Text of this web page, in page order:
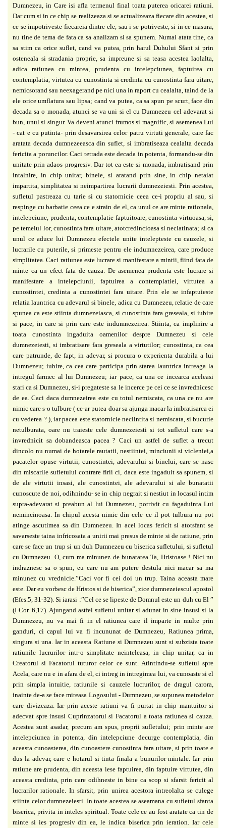
Dumnezeu, in Care isi afla termenul final toata puterea oricarei ratiuni.
Dar cum si in ce chip se realizeaza si se actualizeaza fiecare din acestea, si
ce se impotriveste fiecareia dintre ele, sau i se potriveste, si in ce masura,
nu tine de tema de fata ca sa analizam si sa spunem. Numai atata tine, ca
sa stim ca orice suflet, cand va putea, prin harul Duhului Sfant si prin
osteneala si stradania proprie, sa impreune si sa teasa acestea laolalta,
adica ratiunea cu mintea, prudenta cu intelepciunea, faptuirea cu
contemplatia, virtutea cu cunostinta si credinta cu cunostinta fara uitare,
nemicsorand sau neexagerand pe nici una in raport cu cealalta, taind de la
ele orice umflatura sau lipsa; cand va putea, ca sa spun pe scurt, face din
decada sa o monada, atunci se va uni si el cu Dumnezeu cel adevarat si
bun, unul si singur. Va deveni atunci frumos si magnific, si asemenea Lui
- cat e cu putinta- prin desavarsirea celor patru virtuti generale, care fac
aratata decada dumnezeeasca din suflet, si imbratiseaza cealalta decada
fericita a poruncilor. Caci tetrada este decada in potenta, formandu-se din
unitate prin adaos progresiv. Dar tot ea este si monada, imbratisand prin
intalnire, in chip unitar, binele, si aratand prin sine, in chip netaiat
impartita, simplitatea si neimpartirea lucrarii dumnezeiesti. Prin acestea,
sufletul pastreaza cu tarie si cu statornicie ceea ce-i propriu al sau, si
respinge cu barbatie ceea ce e strain de el, ca unul ce are minte rationala,
intelepciune, prudenta, contemplatie faptuitoare, cunostinta virtuoasa, si,
pe temeiul lor, cunostinta fara uitare, atotcredincioasa si neclatinata; si ca
unul ce aduce lui Dumnezeu efectele unite intelepteste cu cauzele, si
lucrarile cu puterile, si primeste pentru ele indumnezeirea, care produce
simplitatea. Caci ratiunea este lucrare si manifestare a mintii, fiind fata de
minte ca un efect fata de cauza. De asemenea prudenta este lucrare si
manifestare a intelepciunii, faptuirea a contemplatiei, virtutea a
cunostintei, credinta a cunostintei fara uitare. Prin ele se infaptuieste
relatia launtrica cu adevarul si binele, adica cu Dumnezeu, relatie de care
spunea ca este stiinta dumnezeiasca, si cunostinta fara greseala, si iubire
si pace, in care si prin care este indumnezeirea. Stiinta, ca implinire a
toata cunostinta ingaduita oamenilor despre Dumnezeu si cele
dumnezeiesti, si imbratisare fara greseala a virtutilor; cunostinta, ca cea
care patrunde, de fapt, in adevar, si procura o experienta durabila a lui
Dumnezeu; iubire, ca cea care participa prin starea launtrica intreaga la
intregul farmec al lui Dumnezeu; iar pace, ca una ce incearca aceleasi
stari ca si Dumnezeu, si-i pregateste sa le incerce pe cei ce se invrednicesc
de ea. Caci daca dumnezeirea este cu totul nemiscata, ca una ce nu are
nimic care s-o tulbure ( ce-ar putea doar sa ajunga macar la imbratisarea ei
cu vederea ? ), iar pacea este statornicie neclintita si nemiscata, si bucurie
netulburata, oare nu traieste cele dumnezeiesti si tot sufletul care s-a
invrednicit sa dobandeasca pacea ? Caci un astfel de suflet a trecut
dincolo nu numai de hotarele rautatii, nestiintei, minciunii si vicleniei,a
pacatelor opuse virtutii, cunostintei, adevarului si binelui, care se nasc
din miscarile sufletului contrare firii ci, daca este ingaduit sa spunem, si
de ale virtutii insasi, ale cunostintei, ale adevarului si ale bunatatii
cunoscute de noi, odihnindu- se in chip negrait si nestiut in locasul intim
supra-adevarat si preabun al lui Dumnezeu, potrivit cu fagaduinta Lui
nemincinoasa. In chipul acesta nimic din cele ce il pot tulbura nu pot
atinge ascutimea sa din Dumnezeu. In acel locas fericit si atotsfant se
savarseste taina infricosata a unirii mai presus de minte si de ratiune, prin
care se face un trup si un duh Dumnezeu cu biserica sufletului, si sufletul
cu Dumnezeu. O, cum ma minunez de bunatatea Ta, Hristoase ! Nici nu
indraznesc sa o spun, eu care nu am putere destula nici macar sa ma
minunez cu vrednicie.”Caci vor fi cei doi un trup. Taina aceasta mare
este. Dar eu vorbesc de Hristos si de biserica”, zice dumnezeiescul apostol
(Efes.5, 31-32). Si iarasi :”Cel ce se lipeste de Domnul este un duh cu El ”
(I Cor. 6,17). Ajungand astfel sufletul unitar si adunat in sine insusi si la
Dumnezeu, nu va mai fi in el ratiunea care il imparte in multe prin
ganduri, ci capul lui va fi incununat de Dumnezeu, Ratiunea prima,
singura si una. Iar in aceasta Ratiune si Dumnezeu sunt si subzista toate
ratiunile lucrurilor intr-o simplitate neinteleasa, in chip unitar, ca in
Creatorul si Facatorul tuturor celor ce sunt. Atintindu-se sufletul spre
Acela, care nu e in afara de el, ci intreg in intregimea lui, va cunoaste si el
prin simpla intuitie, ratiunile si cauzele lucrurilor, de dragul carora,
inainte de-a se face mireasa Logosului - Dumnezeu, se supunea metodelor
care divizeaza. Iar prin aceste ratiuni va fi purtat in chip mantuitor si
adecvat spre insusi Cuprinzatorul si Facatorul a toata ratiunea si cauza.
Acestea sunt asadar, precum am spus, proprii sufletului; prin minte are
intelepciunea in potenta, din intelepciune decurge contemplatia, din
aceasta cunoasterea, din cunoastere cunostinta fara uitare, si prin toate e
dus la adevar, care e hotarul si tinta finala a bunurilor mintale. Iar prin
ratiune are prudenta, din aceasta iese faptuirea, din faptuire virtutea, din
aceasta credinta, prin care odihneste in bine ca scop si sfarsit fericit al
lucrarilor rationale. In sfarsit, prin unirea acestora intreolalta se culege
stiinta celor dumnezeiesti. In toate acestea se aseamana cu sufletul sfanta
biserica, privita in inteles spiritual. Toate cele ce au fost aratate ca tin de
minte si ies progresiv din ea, le indica biserica prin ieration. Iar cele